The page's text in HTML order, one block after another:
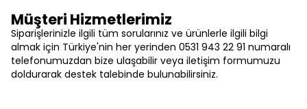
Müşteri Hizmetlerimiz
Siparişlerinizle ilgili tüm sorularınız ve ürünlerle ilgili bilgi
almak için Türkiye'nin her yerinden 0531 943 22 91 numaralı
telefonumuzdan bize ulaşabilir veya iletişim formumuzu
doldurarak destek talebinde bulunabilirsiniz.